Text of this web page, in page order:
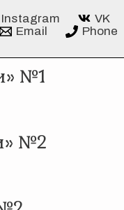
Instagram
VK
Email Phone
№1
№2